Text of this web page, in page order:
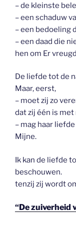
– de kleinste
– een schaduw
– een bedoeling
– een daad die
hen om Er
De liefde tot de
Maar, eerst,
– moet zij zo
dat zij één is
– mag haar
Mijne.
Ik kan de liefde
beschouwen.
tenzij zij wordt
“De zuiverheid